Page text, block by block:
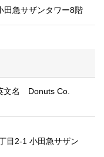
田急サザンタワー8階
文名 Donuts Co.
目2-1 小田急サザン